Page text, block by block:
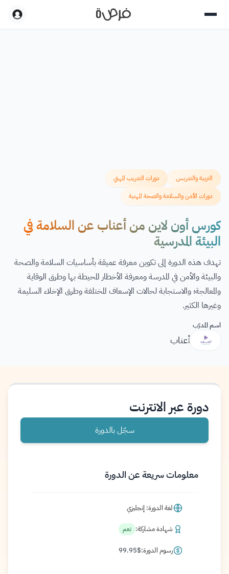
التربية والتدريس
دورات التدريب المهني
دورات الأمن والسلامة والصحة المهنية
كورس أون لاين من أعناب عن السلامة في
البيئة المدرسية
تهدف هذه الدورة إلى تكوين معرفة عميقة بأساسيات السلامة والصحة
والبيئة والأمن في المدرسة ومعرفة الأخطار المحيطة بها وطرق الوقاية
والمعالجة؛ والاستجابة لحالات الإسعاف المختلفة وطرق الإخلاء السليمة
وغيرها الكثير.
اسم المدرّب
أعناب
دورة عبر الانترنت
سجّل بالدورة
معلومات سريعة عن الدورة
لغة الدورة: إنجليزي
شهادة مشاركة: نعم
رسوم الدورة: 99.95$